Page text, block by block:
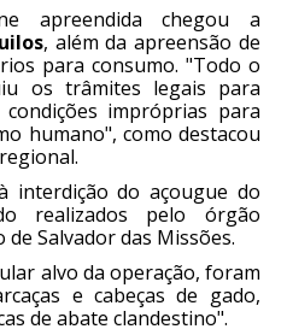
apreendida chegou a
, além da apreensão de
para consumo. "Todo o
os trâmites legais para
impróprias para
humano", como destacou
interdição do açougue do
realizados pelo órgão
Salvador das Missões.
alvo da operação, foram
e cabeças de gado,
de abate clandestino".